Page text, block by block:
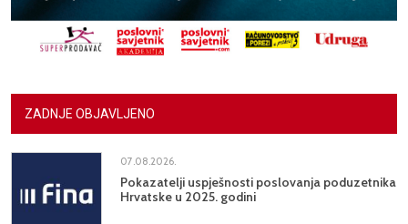
ZADNJE OBJAVLJENO
07.08.2026.
Pokazatelji uspješnosti poslovanja poduzetnika
Hrvatske u 2025. godini